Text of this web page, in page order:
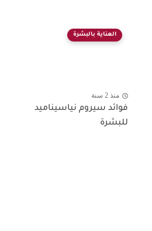
العناية بالبشرة
منذ 2 سنة
فوائد سيروم نياسيناميد
للبشرة